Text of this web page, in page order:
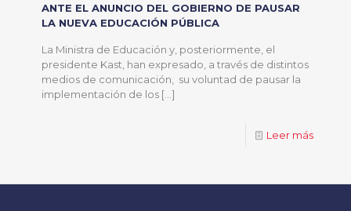
ANTE EL ANUNCIO DEL GOBIERNO DE PAUSAR
LA NUEVA EDUCACIÓN PÚBLICA
La Ministra de Educación y, posteriormente, el
presidente Kast, han expresado, a través de distintos
medios de comunicación, su voluntad de pausar la
implementación de los […]
Leer más